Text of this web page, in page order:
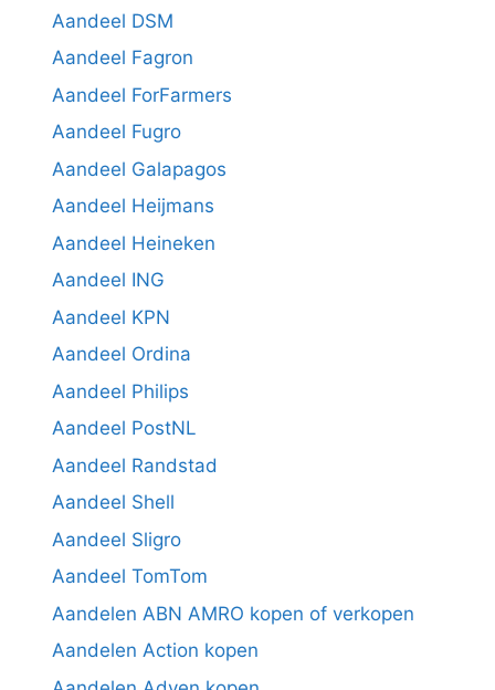
Aandeel DSM
Aandeel Fagron
Aandeel ForFarmers
Aandeel Fugro
Aandeel Galapagos
Aandeel Heijmans
Aandeel Heineken
Aandeel ING
Aandeel KPN
Aandeel Ordina
Aandeel Philips
Aandeel PostNL
Aandeel Randstad
Aandeel Shell
Aandeel Sligro
Aandeel TomTom
Aandelen ABN AMRO kopen of verkopen
Aandelen Action kopen